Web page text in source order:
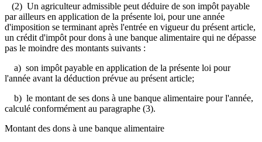
(2) Un agriculteur admissible peut déduire de son impôt payable
par ailleurs en application de la présente loi, pour une année
d'imposition se terminant après l'entrée en vigueur du présent article,
un crédit d'impôt pour dons à une banque alimentaire qui ne dépasse
pas le moindre des montants suivants :
a) son impôt payable en application de la présente loi pour
l'année avant la déduction prévue au présent article;
b) le montant de ses dons à une banque alimentaire pour l'année,
calculé conformément au paragraphe (3).
Montant des dons à une banque alimentaire